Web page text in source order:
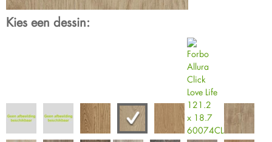
Kies een dessin: